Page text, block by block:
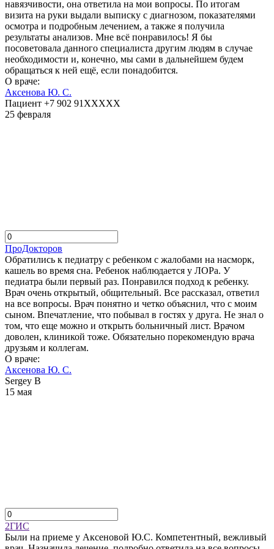
навязчивости, она ответила на мои вопросы. По итогам
визита на руки выдали выписку с диагнозом, показателями
осмотра и подробным лечением, а также я получила
результаты анализов. Мне всё понравилось! Я бы
посоветовала данного специалиста другим людям в случае
необходимости и, конечно, мы сами в дальнейшем будем
обращаться к ней ещё, если понадобится.
О враче:
Аксенова Ю. С.
Пациент +7 902 91XXXXX
25 февраля
ПроДокторов
Обратились к педиатру с ребенком с жалобами на насморк,
кашель во время сна. Ребенок наблюдается у ЛОРа. У
педиатра были первый раз. Понравился подход к ребенку.
Врач очень открытый, общительный. Все рассказал, ответил
на все вопросы. Врач понятно и четко объяснил, что с моим
сыном. Впечатление, что побывал в гостях у друга. Не знал о
том, что еще можно и открыть больничный лист. Врачом
доволен, клиникой тоже. Обязательно порекомендую врача
друзьям и коллегам.
О враче:
Аксенова Ю. С.
Sergey B
15 мая
2ГИС
Были на приеме у Аксеновой Ю.С. Компетентный, вежливый